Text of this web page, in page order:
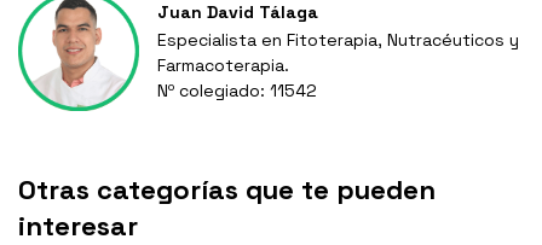
Juan David Tálaga
Especialista en Fitoterapia, Nutracéuticos y
Farmacoterapia.
Nº colegiado: 11542
Otras categorías que te pueden
interesar